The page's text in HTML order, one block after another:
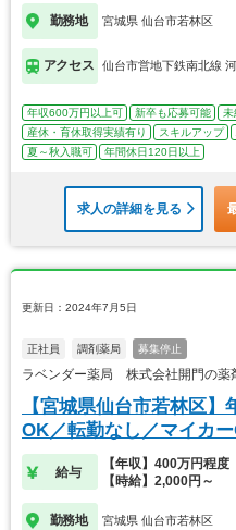
勤務地 宮城県 仙台市若林区
アクセス 仙台市営地下鉄南北線
年収600万円以上可 新卒も応募可能 未
産休・育休取得実績有り
スキルアップ
夏～秋入職可
年間休日120日以上
求人の詳細を見る
更新日：2024年7月5日
正社員 調剤薬局 募集停止
ラベンダー薬局 株式会社開門の薬
【宮城県仙台市若林区
OK／転勤なし／マイカ
給与
【年収】400万円程度
【時給】2,000円～
勤務地 宮城県 仙台市若林区